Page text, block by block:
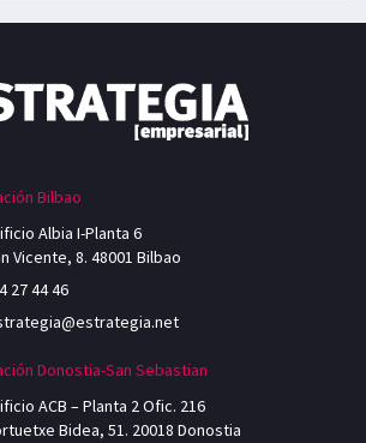
Bilbao
Albia I-Planta 6
Vicente, 8. 48001 Bilbao
27 44 46
Donostia-San Sebastian
ACB – Planta 2 Ofic. 216
Bidea, 51. 20018 Donostia